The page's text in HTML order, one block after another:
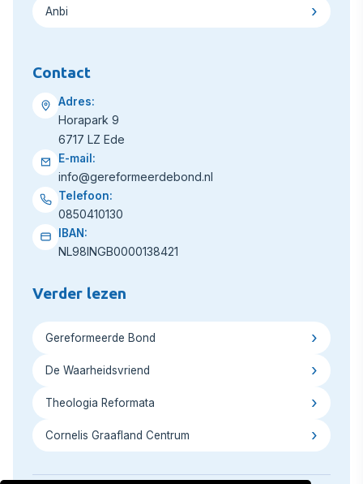
Anbi
Contact
Adres:
Horapark 9
6717 LZ Ede
E-mail:
info@gereformeerdebond.nl
Telefoon:
0850410130
IBAN:
NL98INGB0000138421
Verder lezen
Gereformeerde Bond
De Waarheidsvriend
Theologia Reformata
Cornelis Graafland Centrum